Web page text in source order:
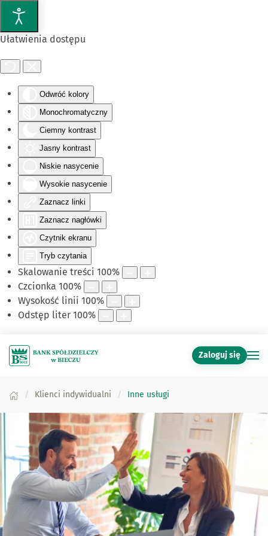
Ułatwienia dostępu
Odwróć kolory
Monochromatyczny
Ciemny kontrast
Jasny kontrast
Niskie nasycenie
Wysokie nasycenie
Zaznacz linki
Zaznacz nagłówki
Czytnik ekranu
Tryb czytania
Skalowanie treści 100%
Czcionka 100%
Wysokość linii 100%
Odstęp liter 100%
Przejdź do głównej treści
Zaloguj się
Klienci indywidualni Inne usługi